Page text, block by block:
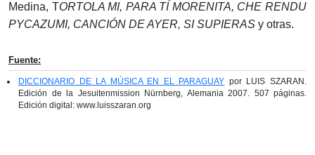
Medina, TORTOLA MI, PARA TÍ MORENITA, CHE RENDU
PYCAZUMI, CANCIÓN DE AYER, SI SUPIERAS y otras.
Fuente:
DICCIONARIO DE LA MÚSICA EN EL PARAGUAY por LUIS SZARAN.
Edición de la Jesuitenmission Nürnberg, Alemania 2007. 507 páginas.
Edición digital: www.luisszaran.org